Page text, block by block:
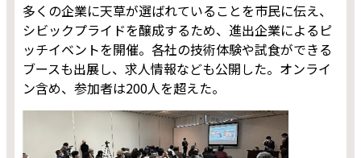
多くの企業に天草が選ばれていることを市民に伝え、
シビックプライドを醸成するため、進出企業によるピ
ッチイベントを開催。各社の技術体験や試食ができる
ブースも出展し、求人情報なども公開した。オンライ
ン含め、参加者は200人を超えた。